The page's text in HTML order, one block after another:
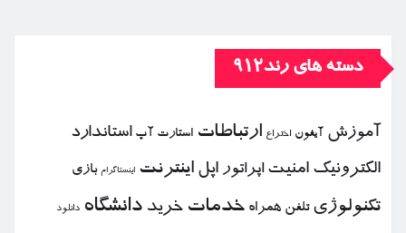
دسته های رند912
آموزش آیفون اختراع ارتباطات استارت آپ استاندارد
الكترونیك امنیت اپراتور اپل اینترنت اینستاگرام بازی
تكنولوژی تلفن همراه خدمات خرید دانشگاه دانلود